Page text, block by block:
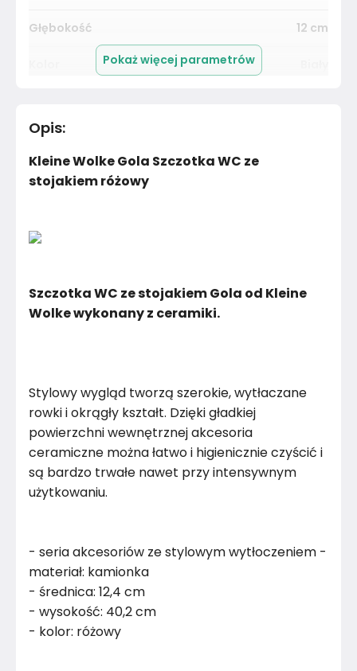
Głębokość 12 cm
Materiał
Kolor
Montaż
Pokaż więcej parametrów
Opis:
Kleine Wolke Gola Szczotka WC ze
stojakiem różowy
Szczotka WC ze stojakiem Gola od Kleine
Wolke wykonany z ceramiki.
Stylowy wygląd tworzą szerokie, wytłaczane
rowki i okrągły kształt. Dzięki gładkiej
powierzchni wewnętrznej akcesoria
ceramiczne można łatwo i higienicznie czyścić i
są bardzo trwałe nawet przy intensywnym
użytkowaniu.
- seria akcesoriów ze stylowym wytłoczeniem -
materiał: kamionka
- średnica: 12,4 cm
- wysokość: 40,2 cm
- kolor: różowy